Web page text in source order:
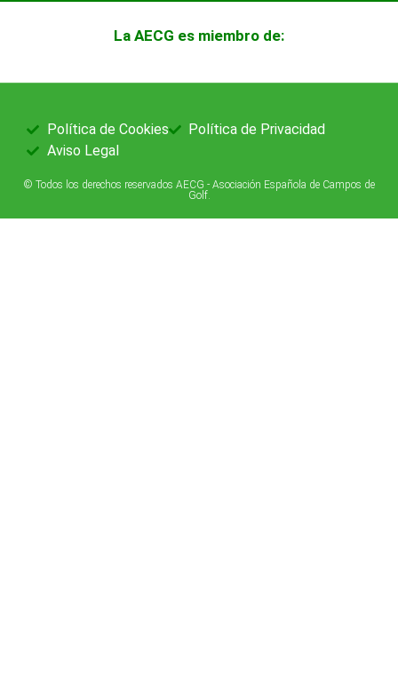
La AECG es miembro de:
© Todos los derechos reservados AECG - Asociación Española de Campos de
Golf.
Política de Cookies
Política de Privacidad
Aviso Legal